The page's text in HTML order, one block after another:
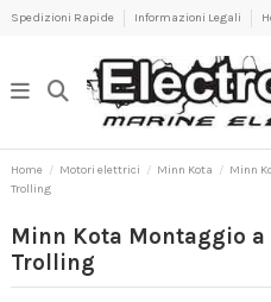
Spedizioni Rapide Informazioni Legali
Home Motori elettrici Minn Kota
Minn
Trolling
Minn Kota Montaggio
Trolling